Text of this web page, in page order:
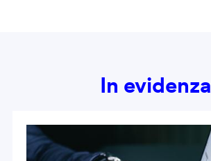
In evidenza